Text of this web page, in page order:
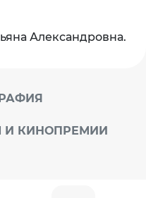
Александровна.
И КИНОПРЕМИИ